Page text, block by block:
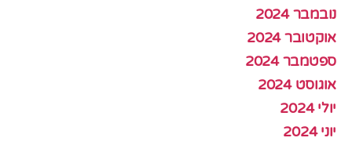
נובמבר 2024
אוקטובר 2024
ספטמבר 2024
אוגוסט 2024
יולי 2024
יוני 2024